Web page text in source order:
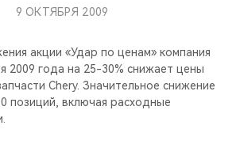
9 ОКТЯБРЯ 2009
акции «Удар по ценам» компания
2009 года на 25-30% снижает цены
Chery. Значительное снижение
позиций, включая расходные